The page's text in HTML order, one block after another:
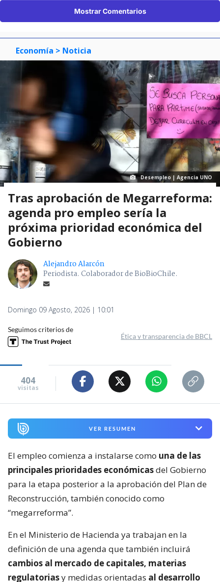
Mostrar Comentarios
Economía > Noticia
Desempleo | Agencia UNO
Tras aprobación de Megarreforma:
agenda pro empleo sería la
próxima prioridad económica del
Gobierno
Alejandro Alarcón
Periodista. Colaborador de BioBioChile.
Domingo 09 Agosto, 2026 | 10:01
Seguimos criterios de
Ética y transparencia de BBCL
404
visitas
VER RESUMEN
El empleo comienza a instalarse como una de las
principales prioridades económicasdel Gobierno
para la etapa posterior a la aprobación del Plan de
Reconstrucción, también conocido como
“megarreforma”.
En el Ministerio de Hacienda ya trabajan en la
definición de una agenda que también incluirá
cambios al mercado de capitales, materias
regulatoriasy medidas orientadas al desarrollo